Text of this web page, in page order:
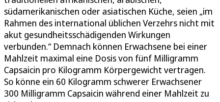
südamerikanischen oder asiatischen Küche, seien „im
Rahmen des international üblichen Verzehrs nicht mit
akut gesundheitsschädigenden Wirkungen
verbunden.“ Demnach können Erwachsene bei einer
Mahlzeit maximal eine Dosis von fünf Milligramm
Capsaicin pro Kilogramm Körpergewicht vertragen.
So könne ein 60 Kilogramm schwerer Erwachsener
300 Milligramm Capsaicin während einer Mahlzeit zu